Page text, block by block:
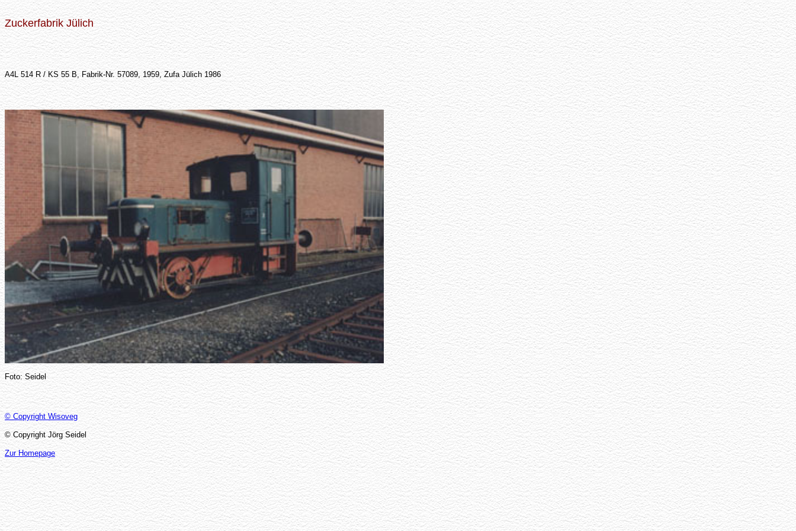
Zuckerfabrik Jülich
A4L 514 R / KS 55 B, Fabrik-Nr. 57089, 1959, Zufa Jülich 1986
Foto: Seidel
© Copyright Wisoveg
© Copyright Jörg Seidel
Zur Homepage